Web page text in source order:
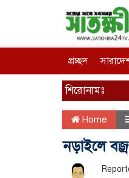
প্রচ্ছদ
শিরোনামঃ
Home
নড়াইলে